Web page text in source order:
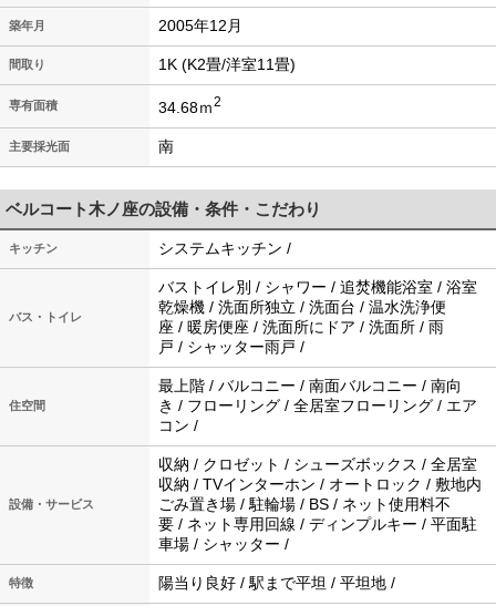
築年月 2005年12月
間取り 1K (K2畳/洋室11畳)
専有面積 34.68ｍ2
主要採光面 南
ベルコート木ノ座の設備・条件・こだわり
キッチン システムキッチン /
バス・トイレ
バストイレ別 / シャワー / 追焚機能浴室 / 浴室
乾燥機 / 洗面所独立 / 洗面台 / 温水洗浄便
座 / 暖房便座 / 洗面所にドア / 洗面所 / 雨
戸 / シャッター雨戸 /
住空間
最上階 / バルコニー / 南面バルコニー / 南向
き / フローリング / 全居室フローリング / エア
コン /
設備・サービス
収納 / クロゼット / シューズボックス / 全居室
収納 / TVインターホン / オートロック / 敷地内
ごみ置き場 / 駐輪場 / BS / ネット使用料不
要 / ネット専用回線 / ディンプルキー / 平面駐
車場 / シャッター /
特徴 陽当り良好 / 駅まで平坦 / 平坦地 /